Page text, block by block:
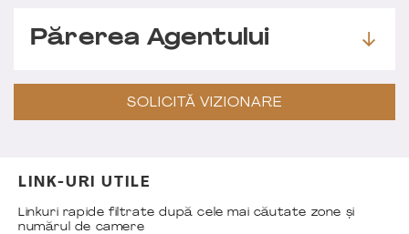
Părerea Agentului
SOLICITĂ VIZIONARE
LINK-URI UTILE
Linkuri rapide filtrate după cele mai căutate zone și
numărul de camere